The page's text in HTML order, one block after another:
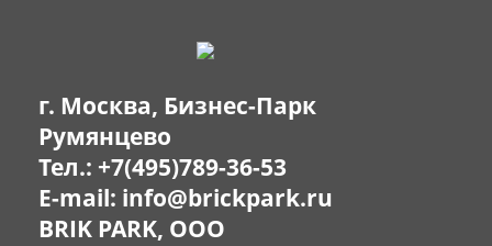
г. Москва, Бизнес-Парк
Румянцево
Тел.: +7(495)789-36-53
E-mail: info@brickpark.ru
BRIK PARK, OOO